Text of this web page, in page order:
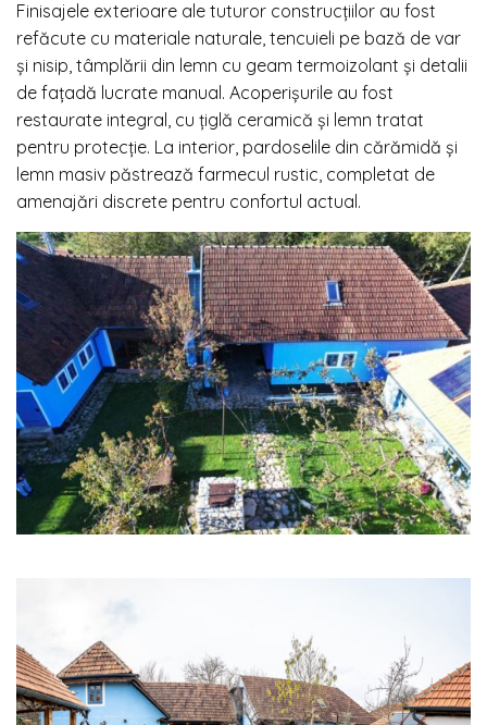
Finisajele exterioare ale tuturor construcțiilor au fost
refăcute cu materiale naturale, tencuieli pe bază de var
și nisip, tâmplării din lemn cu geam termoizolant și detalii
de fațadă lucrate manual. Acoperișurile au fost
restaurate integral, cu țiglă ceramică și lemn tratat
pentru protecție. La interior, pardoselile din cărămidă și
lemn masiv păstrează farmecul rustic, completat de
amenajări discrete pentru confortul actual.